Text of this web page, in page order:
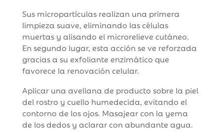
Sus micropartículas realizan una primera
limpieza suave, eliminando las células
muertas y alisando el microrelieve cutáneo.
En segundo lugar, esta acción se ve reforzada
gracias a su exfoliante enzimático que
favorece la renovación celular.
Aplicar una avellana de producto sobre la piel
del rostro y cuello humedecida, evitando el
contorno de los ojos. Masajear con la yema
de los dedos y aclarar con abundante agua.